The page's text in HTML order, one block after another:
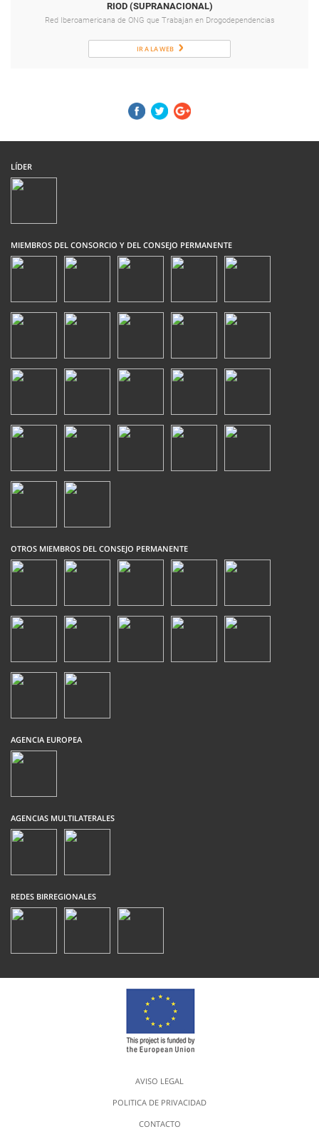
RIOD (SUPRANACIONAL)
Red Iberoamericana de ONG que Trabajan en Drogodependencias
IR A LA WEB
LÍDER
MIEMBROS DEL CONSORCIO Y DEL CONSEJO PERMANENTE
OTROS MIEMBROS DEL CONSEJO PERMANENTE
AGENCIA EUROPEA
AGENCIAS MULTILATERALES
REDES BIRREGIONALES
AVISO LEGAL
POLITICA DE PRIVACIDAD
CONTACTO